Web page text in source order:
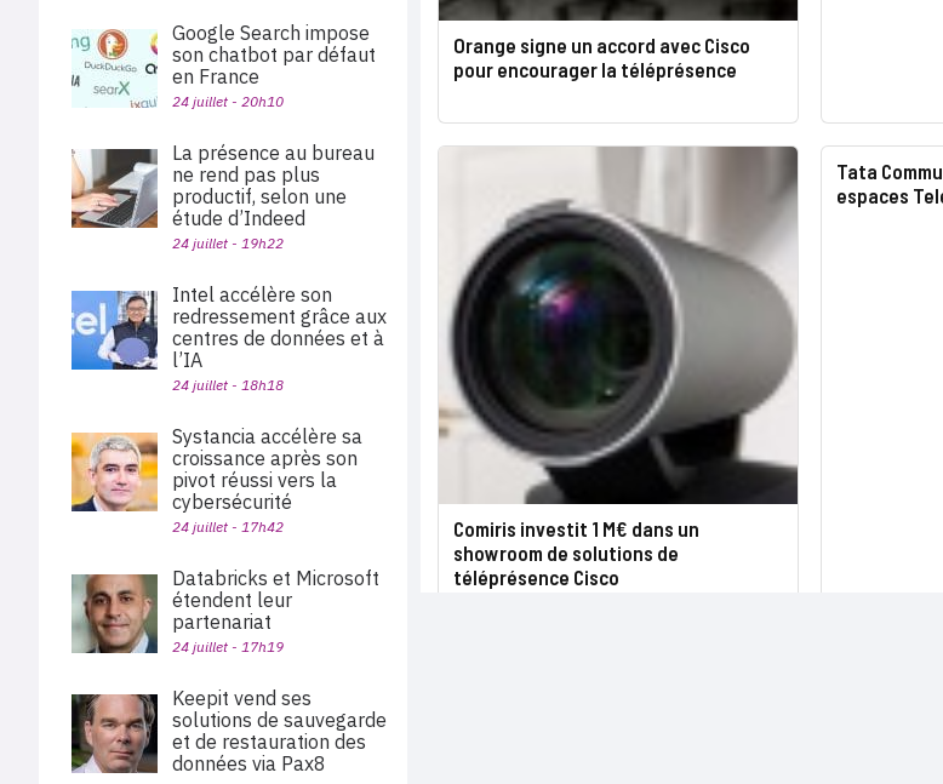
Orange signe un accord avec Cisco
pour encourager la téléprésence
Comiris investit 1 M€ dans un
showroom de solutions de
téléprésence Cisco
Tata
espaces
Google Search impose
son chatbot par défaut
en France
24 juillet - 20h10
La présence au bureau
ne rend pas plus
productif, selon une
étude d’Indeed
24 juillet - 19h22
Intel accélère son
redressement grâce aux
centres de données et à
l’IA
24 juillet - 18h18
Systancia accélère sa
croissance après son
pivot réussi vers la
cybersécurité
24 juillet - 17h42
Databricks et Microsoft
étendent leur
partenariat
24 juillet - 17h19
Keepit vend ses
solutions de sauvegarde
et de restauration des
données via Pax8